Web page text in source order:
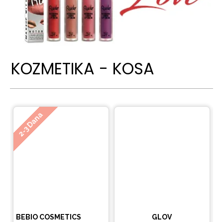
KOZMETIKA - KOSA
2-3 Dana
BEBIO COSMETICS
GLOV